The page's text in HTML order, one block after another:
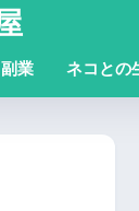
副業 ネコとの